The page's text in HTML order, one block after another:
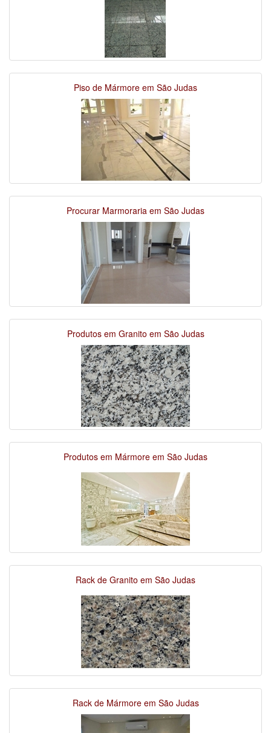
Piso de Mármore em São Judas
Procurar Marmoraria em São Judas
Produtos em Granito em São Judas
Produtos em Mármore em São Judas
Rack de Granito em São Judas
Rack de Mármore em São Judas